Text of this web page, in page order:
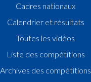
Cadres nationaux
Calendrier et résultats
Toutes les vidéos
Liste des compétitions
Archives des compétitions